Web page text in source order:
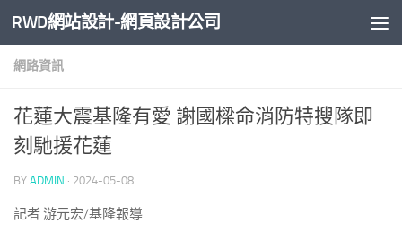
Skip to content
RWD網站設計-網頁設計公司
網路資訊
花蓮大震基隆有愛 謝國樑命消防特搜隊即
刻馳援花蓮
BY ADMIN · 2024-05-08
記者 游元宏/基隆報導